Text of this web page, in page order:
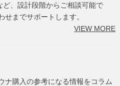
、設計段階からご相談可能で
までサポートします。
VIEW MORE
ナ購入の参考になる情報をコラム